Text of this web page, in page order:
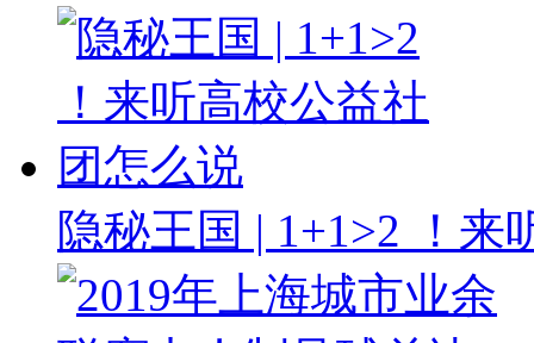
隐秘王国 | 1+1>2 ！来